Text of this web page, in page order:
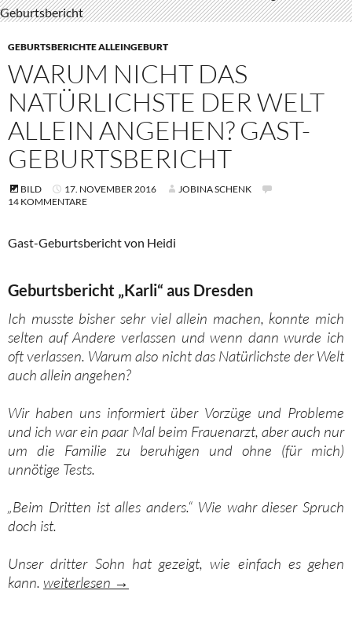
GEBURTSBERICHTE ALLEINGEBURT
WARUM NICHT DAS
NATÜRLICHSTE DER WELT
ALLEIN ANGEHEN? GAST-
GEBURTSBERICHT
BILD 17. NOVEMBER 2016
JOBINA SCHENK
14 KOMMENTARE
Gast-Geburtsbericht von Heidi
Geburtsbericht „Karli“ aus Dresden
Ich musste bisher sehr viel allein machen, konnte mich
selten auf Andere verlassen und wenn dann wurde ich
oft verlassen. Warum also nicht das Natürlichste der Welt
auch allein angehen?
Wir haben uns informiert über Vorzüge und Probleme
und ich war ein paar Mal beim Frauenarzt, aber auch nur
um die Familie zu beruhigen und ohne (für mich)
unnötige Tests.
„Beim Dritten ist alles anders.“ Wie wahr dieser Spruch
doch ist.
Unser dritter Sohn hat gezeigt, wie einfach es gehen
kann. Warum nicht das Natürlichste der Welt allein
weiterlesen →